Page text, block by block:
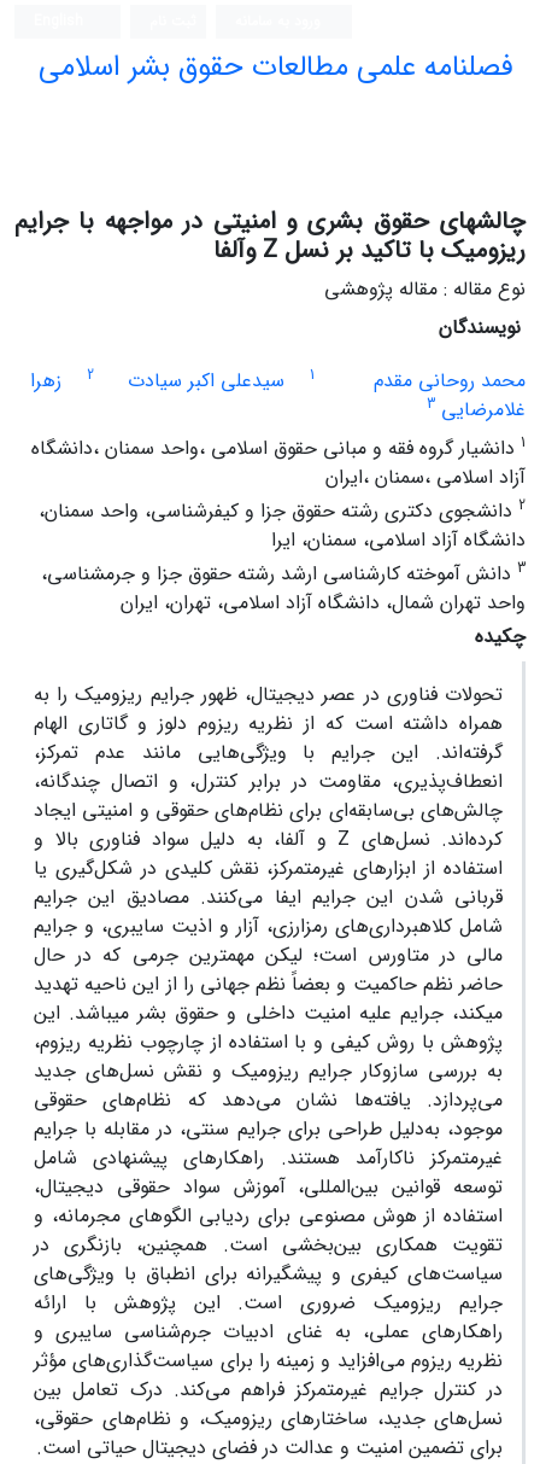
فصلنامه علمی مطالعات حقوق بشر اسلامی
چالشهای حقوق بشری و امنیتی در مواجهه با جرایم
ریزومیک با تاکید بر نسل Z و‌آلفا
نوع مقاله : مقاله پژوهشی
نویسندگان
محمد روحانی مقدم
1 سیدعلی اکبر سیادت 2
زهرا
غلامرضایی 3
1 دانشیار گروه فقه و مبانی حقوق اسلامی ،واحد سمنان ،دانشگاه
آزاد اسلامی ،سمنان ،ایران
2 دانشجوی دکتری رشته حقوق جزا و کیفرشناسی، واحد سمنان،
دانشگاه آزاد اسلامی، سمنان، ایرا
3 دانش آموخته کارشناسی ارشد رشته حقوق جزا و جرمشناسی،
واحد تهران شمال، دانشگاه آزاد اسلامی، تهران، ایران
چکیده
تحولات فناوری در عصر دیجیتال، ظهور جرایم ریزومیک را به
همراه داشته است که از نظریه ریزوم دلوز و گاتاری الهام
گرفته‌اند. این جرایم با ویژگی‌هایی مانند عدم تمرکز،
انعطاف‌پذیری، مقاومت در برابر کنترل، و اتصال چندگانه،
چالش‌های بی‌سابقه‌ای برای نظام‌های حقوقی و امنیتی ایجاد
کرده‌اند. نسل‌های Z و آلفا، به دلیل سواد فناوری بالا و
استفاده از ابزارهای غیرمتمرکز، نقش کلیدی در شکل‌گیری یا
قربانی شدن این جرایم ایفا می‌کنند. مصادیق این جرایم
شامل کلاهبرداری‌های رمزارزی، آزار و اذیت سایبری، و جرایم
مالی در متاورس است؛ لیکن مهمترین جرمی که در حال
حاضر نظم حاکمیت و بعضاً نظم جهانی را از این ناحیه تهدید
میکند، جرایم علیه امنیت داخلی و حقوق بشر میباشد. این
پژوهش با روش کیفی و با استفاده از چارچوب نظریه ریزوم،
به بررسی سازوکار جرایم ریزومیک و نقش نسل‌های جدید
می‌پردازد. یافته‌ها نشان می‌دهد که نظام‌های حقوقی
موجود، به‌دلیل طراحی برای جرایم سنتی، در مقابله با جرایم
غیرمتمرکز ناکارآمد هستند. راهکارهای پیشنهادی شامل
توسعه قوانین بین‌المللی، آموزش سواد حقوقی دیجیتال،
استفاده از هوش مصنوعی برای ردیابی الگوهای مجرمانه، و
تقویت همکاری بین‌بخشی است. همچنین، بازنگری در
سیاست‌های کیفری و پیشگیرانه برای انطباق با ویژگی‌های
جرایم ریزومیک ضروری است. این پژوهش با ارائه
راهکارهای عملی، به غنای ادبیات جرم‌شناسی سایبری و
نظریه ریزوم می‌افزاید و زمینه را برای سیاست‌گذاری‌های مؤثر
در کنترل جرایم غیرمتمرکز فراهم می‌کند. درک تعامل بین
نسل‌های جدید، ساختارهای ریزومیک، و نظام‌های حقوقی،
برای تضمین امنیت و عدالت در فضای دیجیتال حیاتی است.